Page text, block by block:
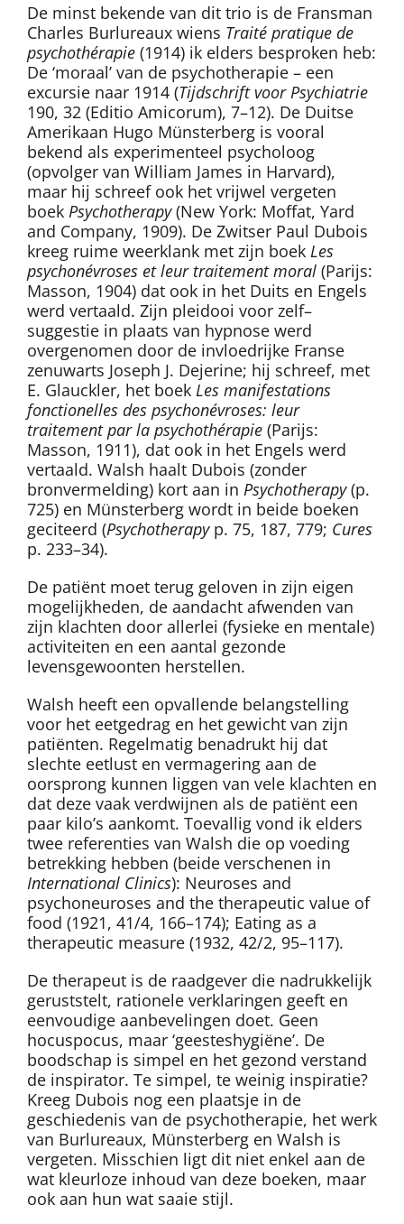
De minst bekende van dit trio is de Fransman
Charles Burlureaux wiens Traité pratique de
psychothérapie (1914) ik elders besproken heb:
De ‘moraal’ van de psychotherapie – een
excursie naar 1914 (Tijdschrift voor Psychiatrie
190, 32 (Editio Amicorum), 7–12). De Duitse
Amerikaan Hugo Münsterberg is vooral
bekend als experimenteel psycholoog
(opvolger van William James in Harvard),
maar hij schreef ook het vrijwel vergeten
boek Psychotherapy(New York: Moffat, Yard
and Company, 1909). De Zwitser Paul Dubois
kreeg ruime weerklank met zijn boek Les
psychonévroses et leur traitement moral (Parijs:
Masson, 1904) dat ook in het Duits en Engels
werd vertaald. Zijn pleidooi voor zelf–
suggestie in plaats van hypnose werd
overgenomen door de invloedrijke Franse
zenuwarts Joseph J. Dejerine; hij schreef, met
E. Glauckler, het boek Les manifestations
fonctionelles des psychonévroses: leur
traitement par la psychothérapie (Parijs:
Masson, 1911), dat ook in het Engels werd
vertaald. Walsh haalt Dubois (zonder
bronvermelding) kort aan in Psychotherapy(p.
725) en Münsterberg wordt in beide boeken
geciteerd (Psychotherapyp. 75, 187, 779; Cures
p. 233–34).
De patiënt moet terug geloven in zijn eigen
mogelijkheden, de aandacht afwenden van
zijn klachten door allerlei (fysieke en mentale)
activiteiten en een aantal gezonde
levensgewoonten herstellen.
Walsh heeft een opvallende belangstelling
voor het eetgedrag en het gewicht van zijn
patiënten. Regelmatig benadrukt hij dat
slechte eetlust en vermagering aan de
oorsprong kunnen liggen van vele klachten en
dat deze vaak verdwijnen als de patiënt een
paar kilo’s aankomt. Toevallig vond ik elders
twee referenties van Walsh die op voeding
betrekking hebben (beide verschenen in
International Clinics): Neuroses and
psychoneuroses and the therapeutic value of
food (1921, 41/4, 166–174); Eating as a
therapeutic measure (1932, 42/2, 95–117).
De therapeut is de raadgever die nadrukkelijk
geruststelt, rationele verklaringen geeft en
eenvoudige aanbevelingen doet. Geen
hocuspocus, maar ‘geesteshygiëne’. De
boodschap is simpel en het gezond verstand
de inspirator. Te simpel, te weinig inspiratie?
Kreeg Dubois nog een plaatsje in de
geschiedenis van de psychotherapie, het werk
van Burlureaux, Münsterberg en Walsh is
vergeten. Misschien ligt dit niet enkel aan de
wat kleurloze inhoud van deze boeken, maar
ook aan hun wat saaie stijl.